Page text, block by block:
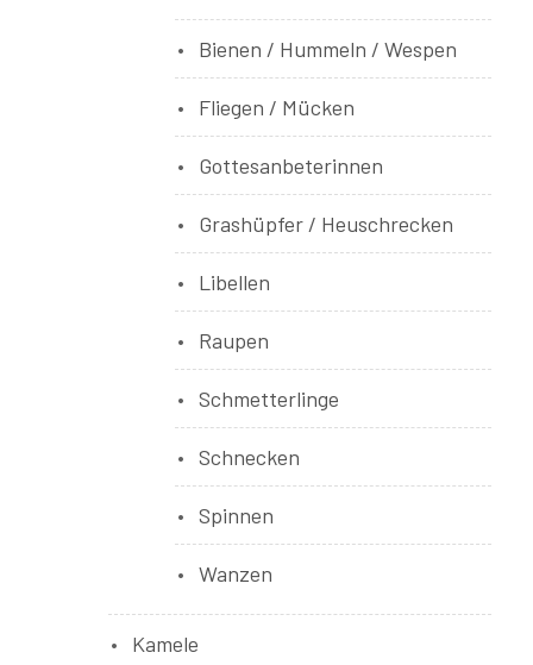
Bienen / Hummeln / Wespen
Fliegen / Mücken
Gottesanbeterinnen
Grashüpfer / Heuschrecken
Libellen
Raupen
Schmetterlinge
Schnecken
Spinnen
Wanzen
Kamele